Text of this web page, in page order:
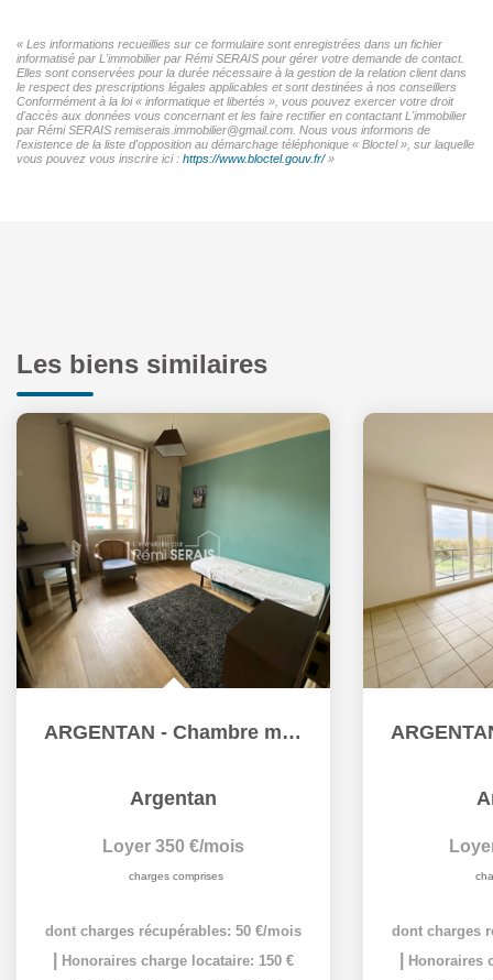
« Les informations recueillies sur ce formulaire sont enregistrées dans un fichier
informatisé par L'immobilier par Rémi SERAIS pour gérer votre demande de contact.
Elles sont conservées pour la durée nécessaire à la gestion de la relation client dans
le respect des prescriptions légales applicables et sont destinées à nos conseillers
Conformément à la loi « informatique et libertés », vous pouvez exercer votre droit
d'accès aux données vous concernant et les faire rectifier en contactant L'immobilier
par Rémi SERAIS remiserais.immobilier@gmail.com. Nous vous informons de
l'existence de la liste d'opposition au démarchage téléphonique « Bloctel », sur laquelle
vous pouvez vous inscrire ici : https://www.bloctel.gouv.fr/»
Les biens similaires
ARGENTAN - Chambre meublée à louer toutes charges comprises
Argentan
Loyer 350 €/mois
charges comprises
dont charges récupérables: 50 €/mois
Honoraires charge locataire: 150 €
dont charges
Honoraires